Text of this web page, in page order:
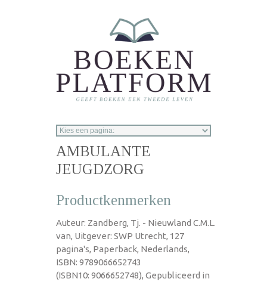
AMBULANTE
JEUGDZORG
Productkenmerken
Auteur: Zandberg, Tj. - Nieuwland C.M.L.
van, Uitgever: SWP Utrecht, 127
pagina's, Paperback, Nederlands,
ISBN: 9789066652743
(ISBN10: 9066652748), Gepubliceerd in